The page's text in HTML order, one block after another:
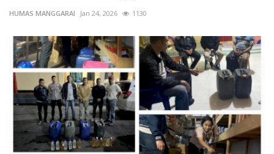
HUMAS MANGGARAI Jan 24, 2026 1130